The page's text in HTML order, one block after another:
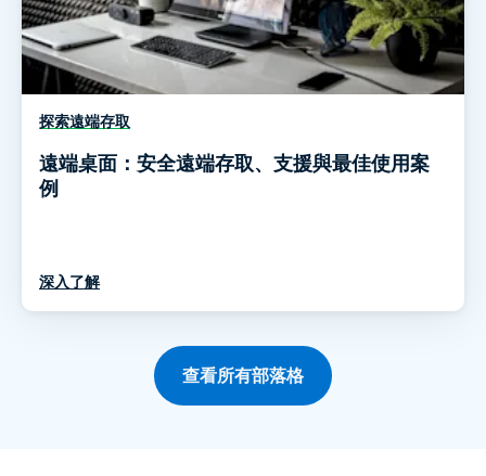
探索遠端存取
遠端桌面：安全遠端存取、支援與最佳使用案
例
深入了解
查看所有部落格